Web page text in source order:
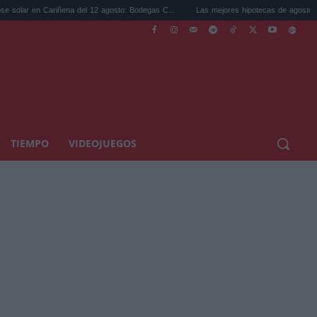
del 12 agosto: Bodegas C... Las mejores hipotecas de agosto: el TAE más
TIEMPO VIDEOJUEGOS